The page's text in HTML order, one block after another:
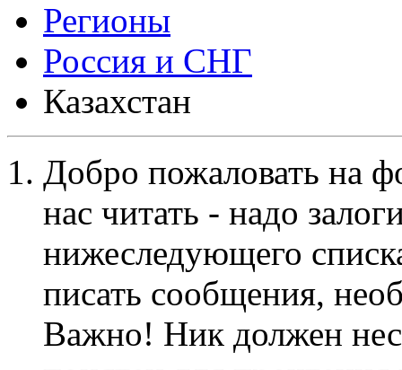
Регионы
Россия и СНГ
Казахстан
Добро пожаловать на
нас читать - надо
нижеследующего
писать сообщения,
Важно! Ник должен